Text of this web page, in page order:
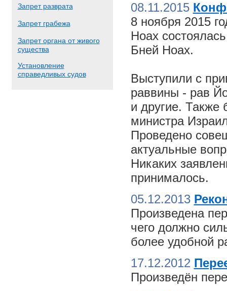
Запрет разврата
Запрет грабежа
Запрет органа от живого
существа
Установление
справедливых судов
08.11.2015
8 ноября 2015
Ноах
Бней Ноах.
Выступили с
раввины - рав
и другие. Также
министра
Проведено
актуальные
Никаких
принималось.
05.12.2013
Произведена
чего должно
более удобной
17.12.2012
Произведён